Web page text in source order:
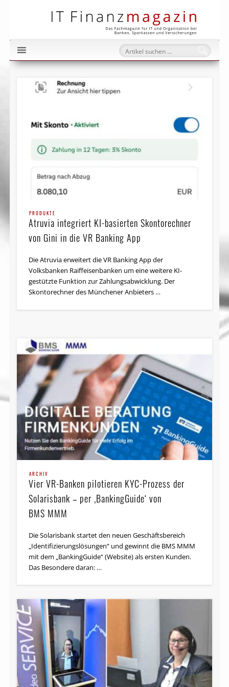
PRODUKTE
Atruvia integriert KI-basierten Skontorechner
von Gini in die VR Banking App
Die Atruvia erweitert die VR Banking App der
Volksbanken Raiffeisenbanken um eine weitere KI-
gestützte Funktion zur Zahlungsabwicklung. Der
Skontorechner des Münchener Anbieters …
ARCHIV
Vier VR-Banken pilotieren KYC-Prozess der
Solarisbank – per ‚BankingGuide‘ von
BMS MMM
Die Solarisbank startet den neuen Geschäftsbereich
„Iden­ti­fi­zie­rungs­lö­sun­gen“ und gewinnt die BMS MMM
mit dem „BankingGuide“ (Website) als ersten Kunden.
Das Besondere daran: …